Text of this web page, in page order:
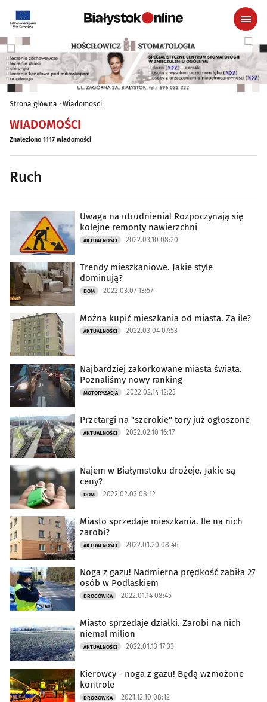
Strona główna Wiadomości
WIADOMOŚCI
Znaleziono 1117 wiadomości
Ruch
Uwaga na utrudnienia! Rozpoczynają się
kolejne remonty nawierzchni
AKTUALNOŚCI 2022.03.10 08:20
Trendy mieszkaniowe. Jakie style
dominują?
DOM 2022.03.07 13:57
Można kupić mieszkania od miasta. Za ile?
AKTUALNOŚCI 2022.03.04 07:53
Najbardziej zakorkowane miasta świata.
Poznaliśmy nowy ranking
MOTORYZACJA 2022.02.14 12:23
Przetargi na "szerokie" tory już ogłoszone
AKTUALNOŚCI 2022.02.10 16:17
Najem w Białymstoku drożeje. Jakie są
ceny?
DOM 2022.02.03 08:12
Miasto sprzedaje mieszkania. Ile na nich
zarobi?
AKTUALNOŚCI 2022.01.20 08:46
Noga z gazu! Nadmierna prędkość zabiła 27
osób w Podlaskiem
DROGÓWKA 2022.01.14 08:45
Miasto sprzedaje działki. Zarobi na nich
niemal milion
AKTUALNOŚCI 2022.01.13 17:33
Kierowcy - noga z gazu! Będą wzmożone
kontrole
DROGÓWKA 2021.12.10 08:12